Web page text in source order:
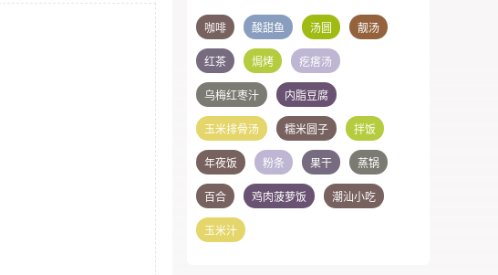
咖啡 酸甜鱼 汤圆 靓汤
红茶 焗烤 疙瘩汤
乌梅红枣汁 内脂豆腐
玉米排骨汤 糯米圆子 拌饭
年夜饭 粉条 果干 蒸锅
百合 鸡肉菠萝饭 潮汕小吃
玉米汁